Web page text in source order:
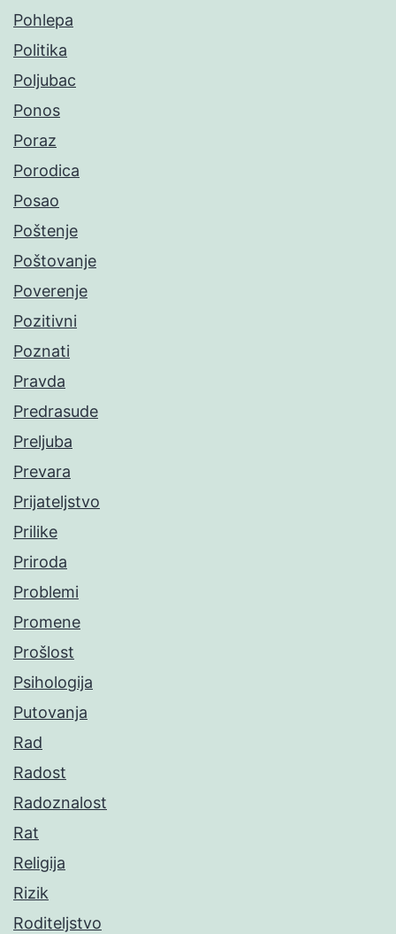
Pohlepa
Politika
Poljubac
Ponos
Poraz
Porodica
Posao
Poštenje
Poštovanje
Poverenje
Pozitivni
Poznati
Pravda
Predrasude
Preljuba
Prevara
Prijateljstvo
Prilike
Priroda
Problemi
Promene
Prošlost
Psihologija
Putovanja
Rad
Radost
Radoznalost
Rat
Religija
Rizik
Roditeljstvo